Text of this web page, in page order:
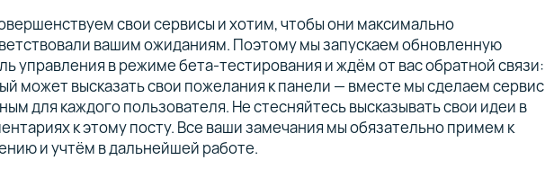
свои сервисы и хотим, чтобы они максимально
вашим ожиданиям. Поэтому мы запускаем обновленную
управления в режиме бета-тестирования и ждём от вас обратной связи:
может высказать свои пожелания к панели — вместе мы сделаем сервис
для каждого пользователя. Не стесняйтесь высказывать свои идеи в
к этому посту. Все ваши замечания мы обязательно примем к
и учтём в дальнейшей работе.